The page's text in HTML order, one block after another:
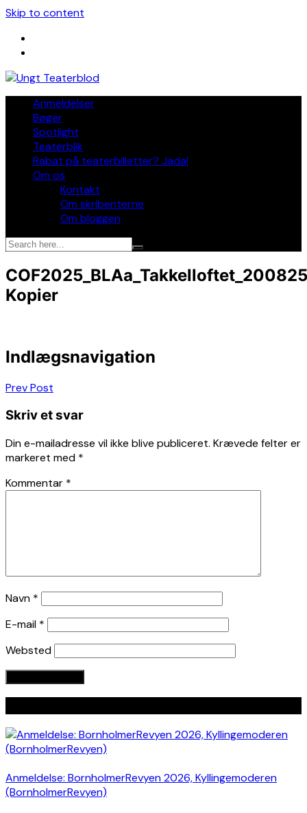
Skip to content
Anmeldelser
Bøger
Spotlight
Teaterblik
Rabat på teaterbilletter? Jada!
Om os
Kontakt
Om skribenterne
Om bloggen
Kopier
Indlægsnavigation
Prev Post
Skriv et svar
Din e-mailadresse vil ikke blive publiceret. Krævede felter er
markeret med *
Kommentar *
Navn *
E-mail *
Websted
Anmeldelse: BornholmerRevyen 2026, Kyllingemoderen
(BornholmerRevyen)